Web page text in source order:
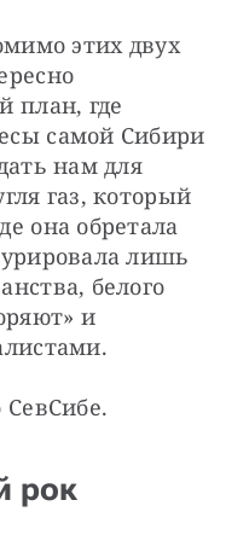
этих двух
план, где
самой Сибири
нам для
газ, который
она обретала
лишь
белого
и
СевСибе.
рок